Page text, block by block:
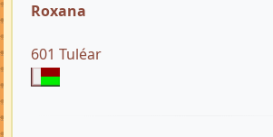
Roxana
601 Tuléar